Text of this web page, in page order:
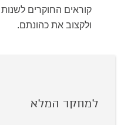
קוראים החוקרים לשנות
ולקצוב את כהונתם.
למחקר המלא